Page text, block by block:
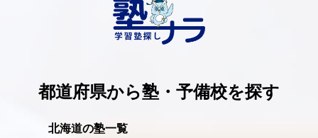
都道府県から塾・予備校を探す
北海道の塾一覧